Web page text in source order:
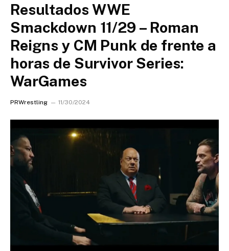
Resultados WWE
Smackdown 11/29 – Roman
Reigns y CM Punk de frente a
horas de Survivor Series:
WarGames
PRWrestling 11/30/2024